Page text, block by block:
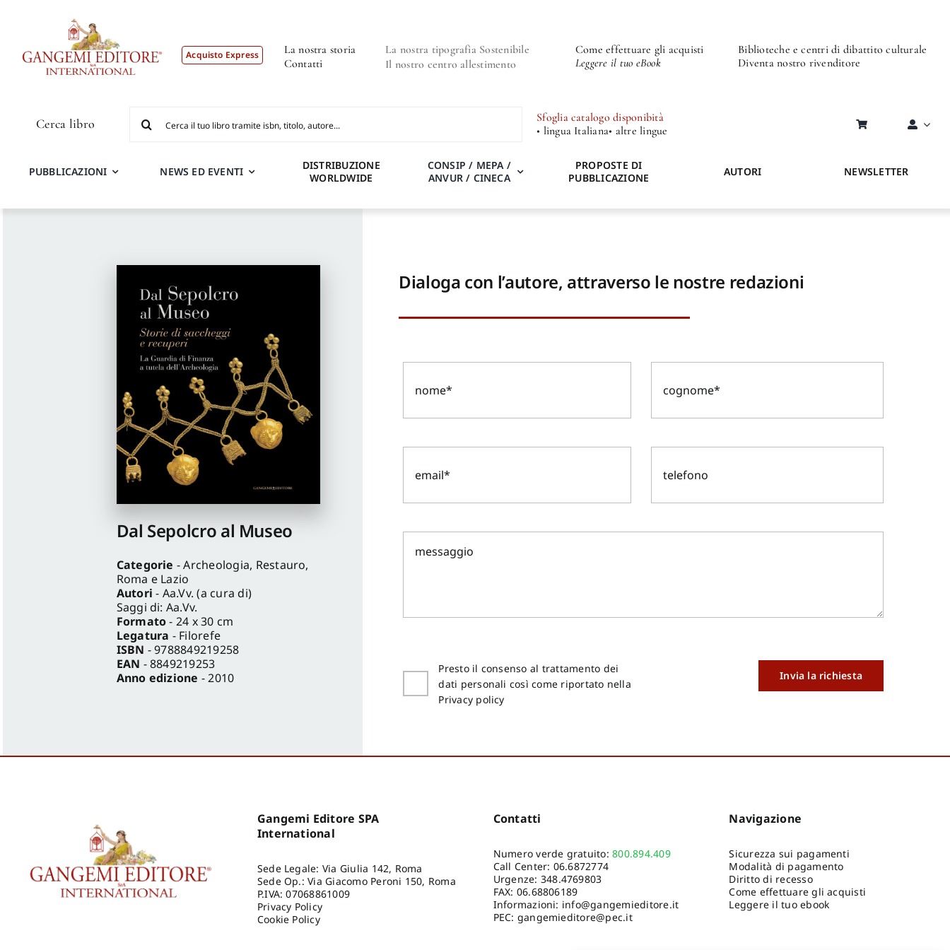
Acquisto Express
La nostra storia
Contatti
La nostra tipografia Sostenibile
Il nostro centro allestimento
Come effettuare gli acquisti
Leggere il tuo eBook
Biblioteche e centri di dibattito culturale
Diventa nostro rivenditore
Cerca libro
per:
Sfoglia catalogo disponibità
• lingua Italiana• altre lingue
PUBBLICAZIONI NEWS ED EVENTI
DISTRIBUZIONE
WORLDWIDE
CONSIP / MEPA /
ANVUR / CINECA
PROPOSTE DI
PUBBLICAZIONE
AUTORI NEWSLETTER
Dal Sepolcro al Museo
Categorie - Archeologia, Restauro,
Roma e Lazio
Autori - Aa.Vv. (a cura di)
Saggi di: Aa.Vv.
Formato- 24 x 30 cm
Legatura - Filorefe
ISBN - 9788849219258
EAN - 8849219253
Anno edizione - 2010
Dialoga con l’autore, attraverso le nostre redazioni
Presto il consenso al trattamento dei
dati personali così come riportato nella
Privacy policy
Invia la richiesta
Gangemi Editore SPA
International
Sede Legale: Via Giulia 142, Roma
Sede Op.: Via Giacomo Peroni 150, Roma
P.IVA: 07068861009
Privacy Policy
Cookie Policy
Contatti
Numero verde gratuito:800.894.409
Call Center: 06.6872774
Urgenze: 348.4769803
FAX: 06.68806189
Informazioni: info@gangemieditore.it
PEC: gangemieditore@pec.it
Navigazione
Sicurezza sui pagamenti
Modalità di pagamento
Diritto di recesso
Come effettuare gli acquisti
Leggere il tuo ebook